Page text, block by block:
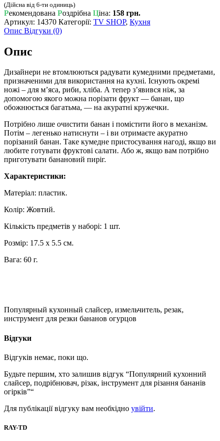
(Дійсна від 6-ти одиниць)
Рекомендована Роздрібна Ціна: 158 грн.
Артикул: 14370 Категорії: TV SHOP, Кухня
Опис Відгуки (0)
Опис
Дизайнери не втомлюються радувати кумедними предметами,
призначеними для використання на кухні. Існують окремі
ножі – для м’яса, риби, хліба. А тепер з’явився ніж, за
допомогою якого можна порізати фрукт — банан, що
обожнюється багатьма, — на акуратні кружечки.
Потрібно лише очистити банан і помістити його в механізм.
Потім – легенько натиснути – і ви отримаєте акуратно
порізаний банан. Таке кумедне пристосування нагоді, якщо ви
любите готувати фруктові салати. Або ж, якщо вам потрібно
приготувати банановий пиріг.
Характеристики:
Матеріал: пластик.
Колір: Жовтий.
Кількість предметів у наборі: 1 шт.
Розмір: 17.5 х 5.5 см.
Вага: 60 г.
Популярный кухонный слайсер, измельчитель, резак,
инструмент для резки бананов огурцов
Відгуки
Відгуків немає, поки що.
Будьте першим, хто залишив відгук “Популярний кухонний
слайсер, подрібнювач, різак, інструмент для різання бананів
огірків”“
Для публікації відгуку вам необхідно увійти.
RAY-TD